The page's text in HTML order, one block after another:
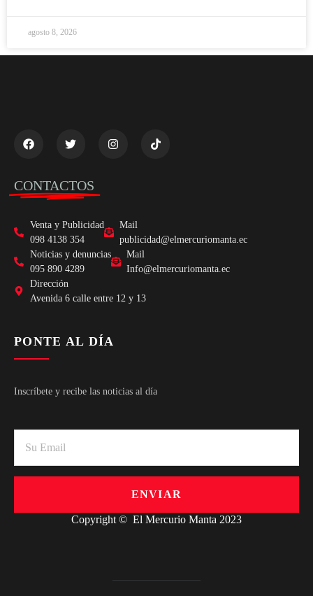
agosto 8, 2026
CONTACTOS
Venta y Publicidad
098 4138 354
Mail
publicidad@elmercuriomanta.ec
Noticias y denuncias
095 890 4289
Mail
Info@elmercuriomanta.ec
Dirección
Avenida 6 calle entre 12 y 13
PONTE AL DÍA
Inscríbete y recibe las noticias al día
ENVIAR
Copyright © El Mercurio Manta 2023